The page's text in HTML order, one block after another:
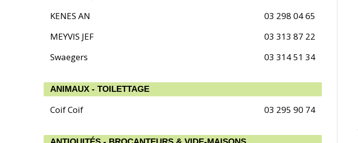
KENES AN
03 298 04 65
MEYVIS JEF
03 313 87 22
Swaegers
03 314 51 34
ANIMAUX - TOILETTAGE
Coif Coif 03 295 90 74